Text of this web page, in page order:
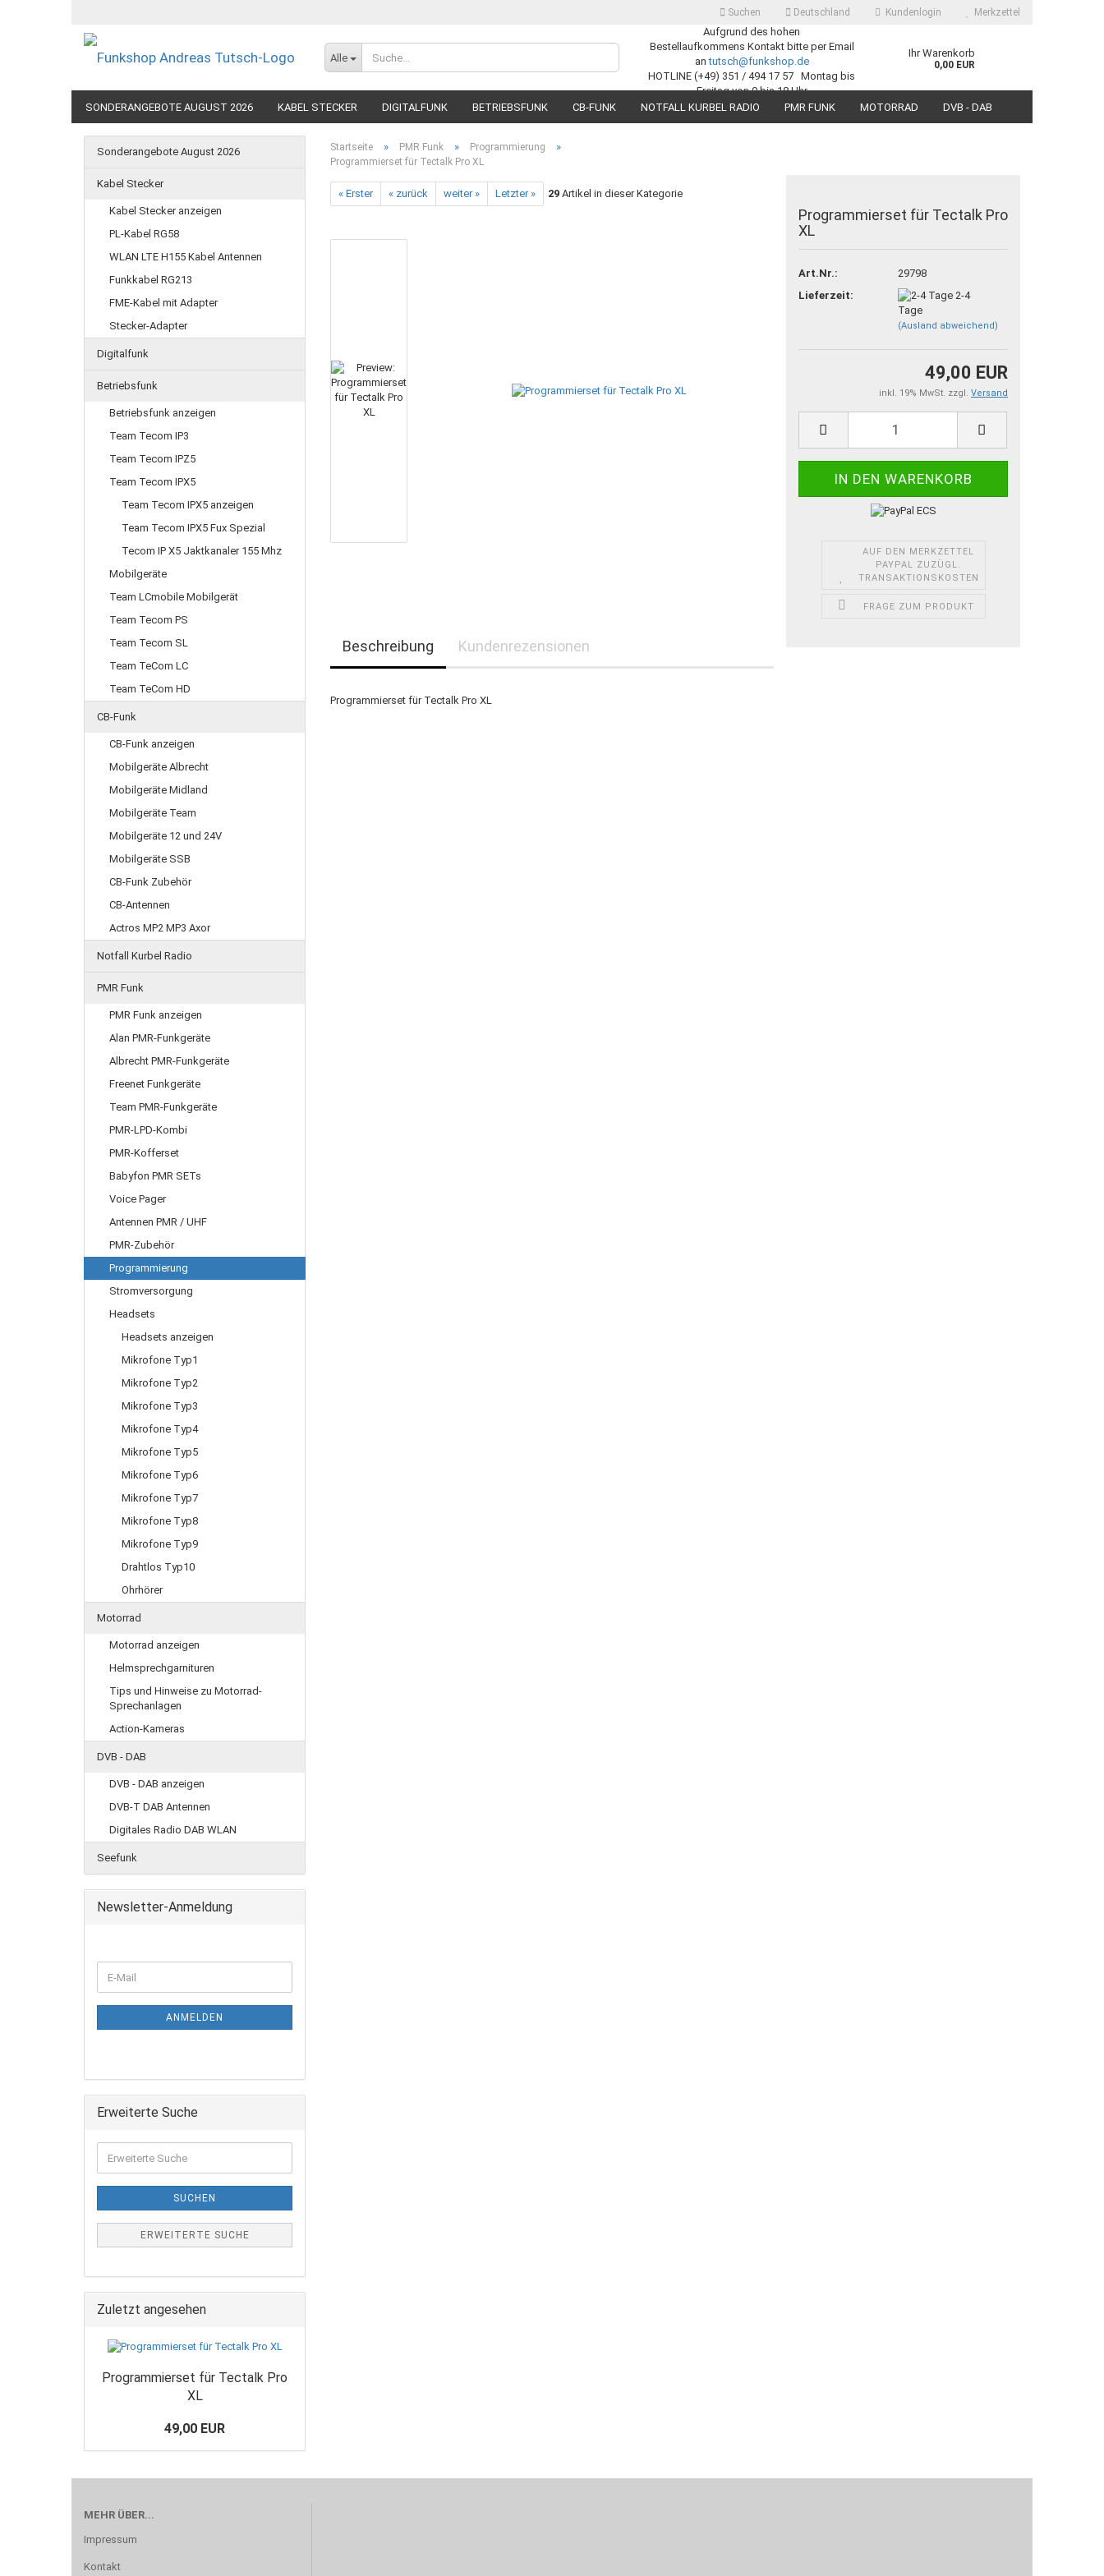
Suchen Deutschland
Lieferland
Kundenlogin Merkzettel
Alle
Aufgrund des hohen
Bestellaufkommens Kontakt bitte per Email
antutsch@funkshop.de
HOTLINE (+49) 351 / 494 17 57 Montag bis
Freitag von 9 bis 18 Uhr
Ihr Warenkorb
0,00 EUR
SONDERANGEBOTE AUGUST 2026 KABEL STECKER DIGITALFUNK BETRIEBSFUNK CB-FUNK NOTFALL KURBEL RADIO PMR FUNK MOTORRAD DVB - DAB
Startseite » PMR Funk » Programmierung »
Programmierset für Tectalk Pro XL
« Erster « zurück weiter » Letzter » 29 Artikel in dieser Kategorie
Programmierset für Tectalk Pro
XL
Art.Nr.:
29798
Lieferzeit:
2-4
Tage
(Ausland abweichend)
49,00 EUR
inkl. 19% MwSt. zzgl. Versand
AUF DEN MERKZETTEL
PAYPAL ZUZÜGL.
TRANSAKTIONSKOSTEN
FRAGE ZUM PRODUKT
Beschreibung Kundenrezensionen
Programmierset für Tectalk Pro XL
Sonderangebote August 2026
Kabel Stecker
Kabel Stecker anzeigen
PL-Kabel RG58
WLAN LTE H155 Kabel Antennen
Funkkabel RG213
FME-Kabel mit Adapter
Stecker-Adapter
Digitalfunk
Betriebsfunk
Betriebsfunk anzeigen
Team Tecom IP3
Team Tecom IPZ5
Team Tecom IPX5
Team Tecom IPX5 anzeigen
Team Tecom IPX5 Fux Spezial
Tecom IP X5 Jaktkanaler 155 Mhz
Mobilgeräte
Team LCmobile Mobilgerät
Team Tecom PS
Team Tecom SL
Team TeCom LC
Team TeCom HD
CB-Funk
CB-Funk anzeigen
Mobilgeräte Albrecht
Mobilgeräte Midland
Mobilgeräte Team
Mobilgeräte 12 und 24V
Mobilgeräte SSB
CB-Funk Zubehör
CB-Antennen
Actros MP2 MP3 Axor
Notfall Kurbel Radio
PMR Funk
PMR Funk anzeigen
Alan PMR-Funkgeräte
Albrecht PMR-Funkgeräte
Freenet Funkgeräte
Team PMR-Funkgeräte
PMR-LPD-Kombi
PMR-Kofferset
Babyfon PMR SETs
Voice Pager
Antennen PMR / UHF
PMR-Zubehör
Programmierung
Stromversorgung
Headsets
Headsets anzeigen
Mikrofone Typ1
Mikrofone Typ2
Mikrofone Typ3
Mikrofone Typ4
Mikrofone Typ5
Mikrofone Typ6
Mikrofone Typ7
Mikrofone Typ8
Mikrofone Typ9
Drahtlos Typ10
Ohrhörer
Motorrad
Motorrad anzeigen
Helmsprechgarnituren
Tips und Hinweise zu Motorrad-
Sprechanlagen
Action-Kameras
DVB - DAB
DVB - DAB anzeigen
DVB-T DAB Antennen
Digitales Radio DAB WLAN
Seefunk
Newsletter-Anmeldung
ANMELDEN
Erweiterte Suche
SUCHEN
ERWEITERTE SUCHE
Zuletzt angesehen
Programmierset für Tectalk Pro
XL
49,00 EUR
MEHR ÜBER...
Impressum
Kontakt